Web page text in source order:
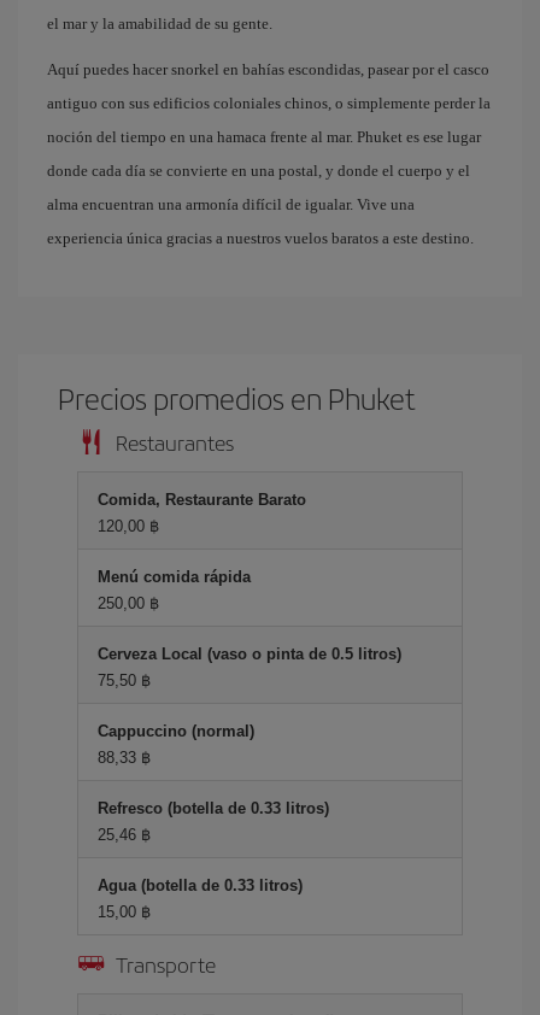
el mar y la amabilidad de su gente.
Aquí puedes hacer snorkel en bahías escondidas, pasear por el casco
antiguo con sus edificios coloniales chinos, o simplemente perder la
noción del tiempo en una hamaca frente al mar. Phuket es ese lugar
donde cada día se convierte en una postal, y donde el cuerpo y el
alma encuentran una armonía difícil de igualar. Vive una
experiencia única gracias a nuestros vuelos baratos a este destino.
Precios promedios en Phuket
Restaurantes
Comida, Restaurante Barato
120,00 ฿
Menú comida rápida
250,00 ฿
Cerveza Local (vaso o pinta de 0.5 litros)
75,50 ฿
Cappuccino (normal)
88,33 ฿
Refresco (botella de 0.33 litros)
25,46 ฿
Agua (botella de 0.33 litros)
15,00 ฿
Transporte